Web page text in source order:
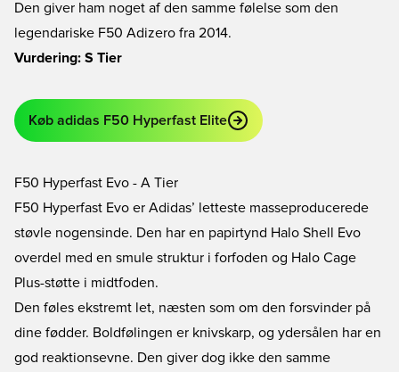
Den giver ham noget af den samme følelse som den
legendariske F50 Adizero fra 2014.
Vurdering: S Tier
Køb adidas F50 Hyperfast Elite
F50 Hyperfast Evo - A Tier
F50 Hyperfast Evo er Adidas’ letteste masseproducerede
støvle nogensinde. Den har en papirtynd Halo Shell Evo
overdel med en smule struktur i forfoden og Halo Cage
Plus-støtte i midtfoden.
Den føles ekstremt let, næsten som om den forsvinder på
dine fødder. Boldfølingen er knivskarp, og ydersålen har en
god reaktionsevne. Den giver dog ikke den samme